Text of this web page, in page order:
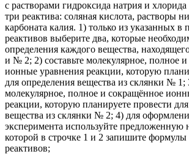
с растворами гидроксида натрия и
три реактива: соляная кислота, растворы
карбоната калия. 1) только из указанных в
реактивов выберите два, которые
определения каждого вещества,
и № 2; 2) составьте молекулярное, полное
ионные уравнения реакции, которую
для определения вещества из склянки № 1;
молекулярное, полное и сокращённое
реакции, которую планируете провести
вещества из склянки № 2; 4) для
эксперимента используйте предложенную
которой в строчке 1 и 2 запишите
реактивов;